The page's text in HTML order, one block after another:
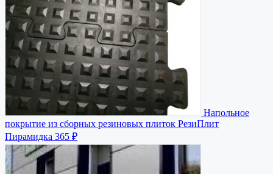
Напольное
покрытие из сборных резиновых плиток РезиПлит
Пирамидка 365 ₽